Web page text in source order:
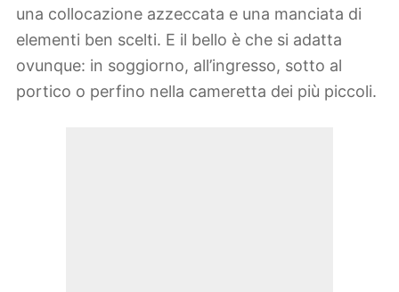
una collocazione azzeccata e una manciata di
elementi ben scelti. E il bello è che si adatta
ovunque: in soggiorno, all’ingresso, sotto al
portico o perfino nella cameretta dei più piccoli.